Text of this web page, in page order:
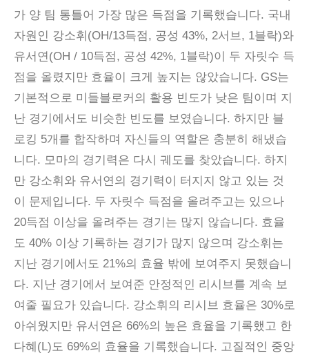
가 양 팀 통틀어 가장 많은 득점을 기록했습니다. 국내
자원인 강소휘(OH/13득점, 공성 43%, 2서브, 1블락)와
유서연(OH / 10득점, 공성 42%, 1블락)이 두 자릿수 득
점을 올렸지만 효율이 크게 높지는 않았습니다. GS는
기본적으로 미들블로커의 활용 빈도가 낮은 팀이며 지
난 경기에서도 비슷한 빈도를 보였습니다. 하지만 블
로킹 5개를 합작하며 자신들의 역할은 충분히 해냈습
니다. 모마의 경기력은 다시 궤도를 찾았습니다. 하지
만 강소휘와 유서연의 경기력이 터지지 않고 있는 것
이 문제입니다. 두 자릿수 득점을 올려주고는 있으나
20득점 이상을 올려주는 경기는 많지 않습니다. 효율
도 40% 이상 기록하는 경기가 많지 않으며 강소휘는
지난 경기에서도 21%의 효율 밖에 보여주지 못했습니
다. 지난 경기에서 보여준 안정적인 리시브를 계속 보
여줄 필요가 있습니다. 강소휘의 리시브 효율은 30%로
아쉬웠지만 유서연은 66%의 높은 효율을 기록했고 한
다혜(L)도 69%의 효율을 기록했습니다. 고질적인 중앙